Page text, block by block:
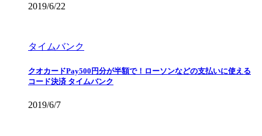
2019/6/22
タイムバンク
クオカードPay500円分が半額で！ローソンなどの支払いに使える
コード決済 タイムバンク
2019/6/7